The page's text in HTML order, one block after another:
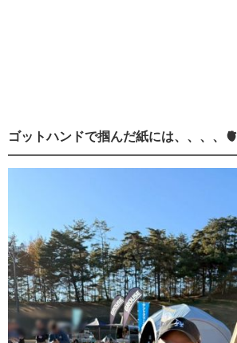
ゴットハンドで掴んだ紙には、、、、🫀